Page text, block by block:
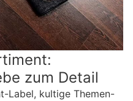
zum Detail
Label, kultige Themen-